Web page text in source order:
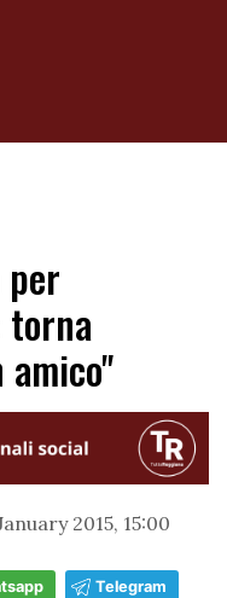
torna
2015, 15:00
Telegram